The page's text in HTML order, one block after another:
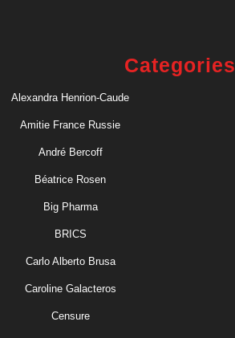
Categories
Alexandra Henrion-Caude
Amitie France Russie
André Bercoff
Béatrice Rosen
Big Pharma
BRICS
Carlo Alberto Brusa
Caroline Galacteros
Censure